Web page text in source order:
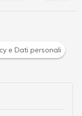
Privacy e Dati personali